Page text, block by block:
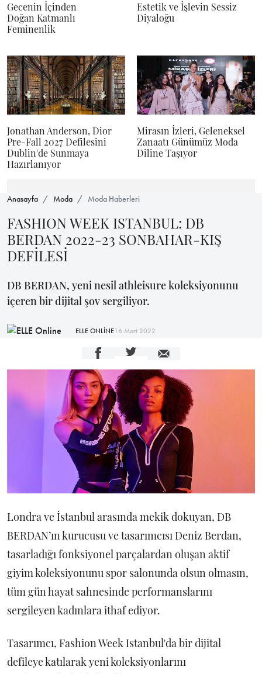
Gecenin İçinden
Doğan Katmanlı
Feminenlik
Estetik ve İşlevin Sessiz
Diyaloğu
Jonathan Anderson, Dior
Pre-Fall 2027 Defilesini
Dublin'de Sunmaya
Hazırlanıyor
Mirasın İzleri, Geleneksel
Zanaatı Günümüz Moda
Diline Taşıyor
Anasayfa Moda Moda Haberleri
FASHION WEEK ISTANBUL: DB
BERDAN 2022-23 SONBAHAR-KIŞ
DEFİLESİ
DB BERDAN, yeni nesil athleisure koleksiyonunu
içeren bir dijital şov sergiliyor.
ELLE ONLİNE16 Mart 2022
Londra ve İstanbul arasında mekik dokuyan, DB
BERDAN’ın kurucusu ve tasarımcısı Deniz Berdan,
tasarladığı fonksiyonel parçalardan oluşan aktif
giyim koleksiyonunu spor salonunda olsun olmasın,
tüm gün hayat sahnesinde performanslarını
sergileyen kadınlara ithaf ediyor.
Tasarımcı, Fashion Week Istanbul'da bir dijital
defileye katılarak yeni koleksiyonlarını